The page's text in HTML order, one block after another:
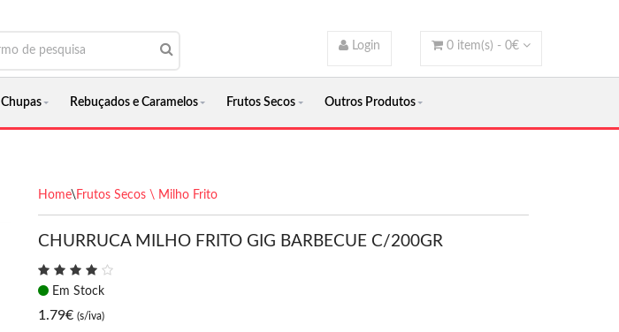
0 item(s) - 0€
Login
Chupas Rebuçados e Caramelos Frutos Secos Outros Produtos
Home\Frutos Secos \ Milho Frito
CHURRUCA MILHO FRITO GIG BARBECUE C/200GR
Em Stock
1.79€ (s/iva)